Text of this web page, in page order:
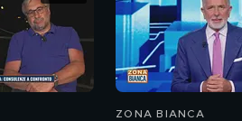
ZONA BIANCA